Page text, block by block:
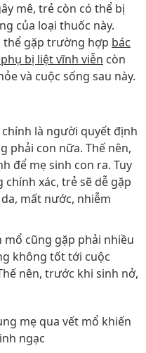
mê, trẻ còn có thể bị
của loại thuốc này.
thể gặp trường hợp bác
bị liệt vĩnh viễn còn
và cuộc sống sau này.
chính là người quyết định
phải con nữa. Thế nên,
để mẹ sinh con ra. Tuy
xác, trẻ sẽ dễ gặp
mất nước, nhiễm
cũng gặp phải nhiều
không tốt tới cuộc
nên, trước khi sinh nở,
mẹ qua vết mổ khiến
ngạc